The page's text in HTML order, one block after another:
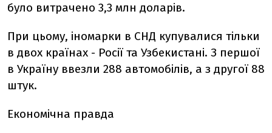
було витрачено 3,3 млн доларів.
При цьому, іномарки в СНД купувалися тільки
в двох країнах - Росії та Узбекистані. З першої
в Україну ввезли 288 автомобілів, а з другої 88
штук.
Економічна правда